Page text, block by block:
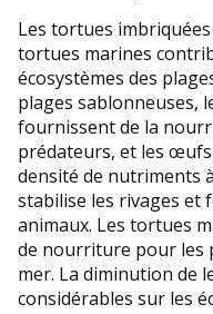
Les tortues
tortues marines
écosystèmes des
plages sablonneuses,
fournissent de la
prédateurs, et les
densité de nutriments
stabilise les rivages et
animaux. Les tortues
de nourriture pour les
mer. La diminution de
considérables sur les